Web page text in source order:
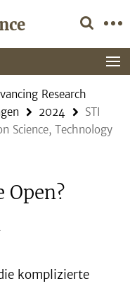
Research
2024
STI
Science, Technology
Open?
komplizierte